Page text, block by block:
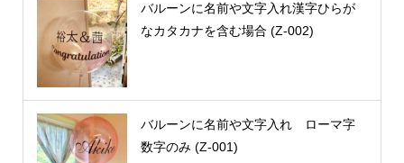
バルーンに名前や文字入れ漢字ひらが
なカタカナを含む場合 (Z-002)
バルーンに名前や文字入れ ローマ字
数字のみ (Z-001)